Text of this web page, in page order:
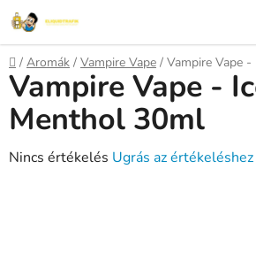
Ugrás
fő
tartalomhoz
Kezdőlap
/ Aromák / Vampire Vape / Vampire Vape
Vampire Vape -
Menthol 30ml
A
Nincs értékelés Ugrás az értékeléshez